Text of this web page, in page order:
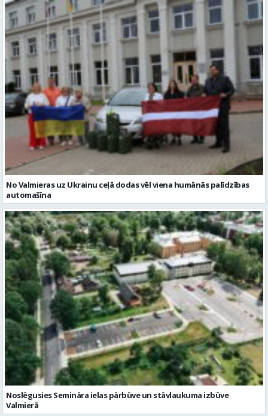
No Valmieras uz Ukrainu ceļā dodas vēl viena humānās palīdzības
automašīna
Noslēgusies Semināra ielas pārbūve un stāvlaukuma izbūve
Valmierā